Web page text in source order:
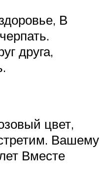
В
друга,
цвет,
Вашему
Вместе